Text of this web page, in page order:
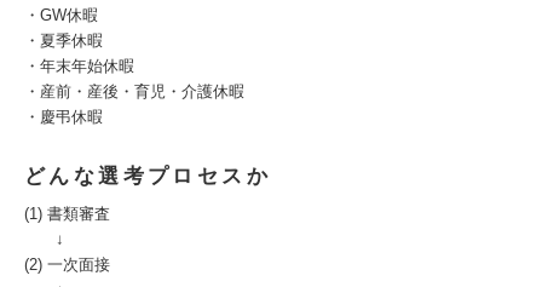
・GW休暇
・夏季休暇
・年末年始休暇
・産前・産後・育児・介護休暇
・慶弔休暇
どんな選考プロセスか
(1) 書類審査
↓
(2) 一次面接